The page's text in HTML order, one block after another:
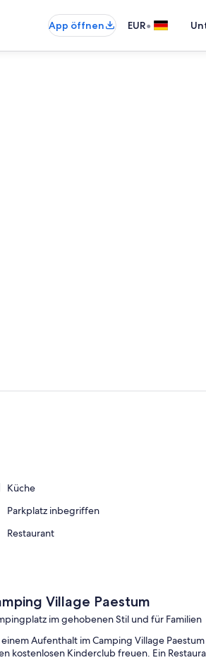
App öffnen EUR•
Küche
Parkplatz inbegriffen
Restaurant
Village Paestum
im gehobenen Stil und für Familien
einem Aufenthalt im Camping Village
kostenlosen Kinderclub freuen. Ein